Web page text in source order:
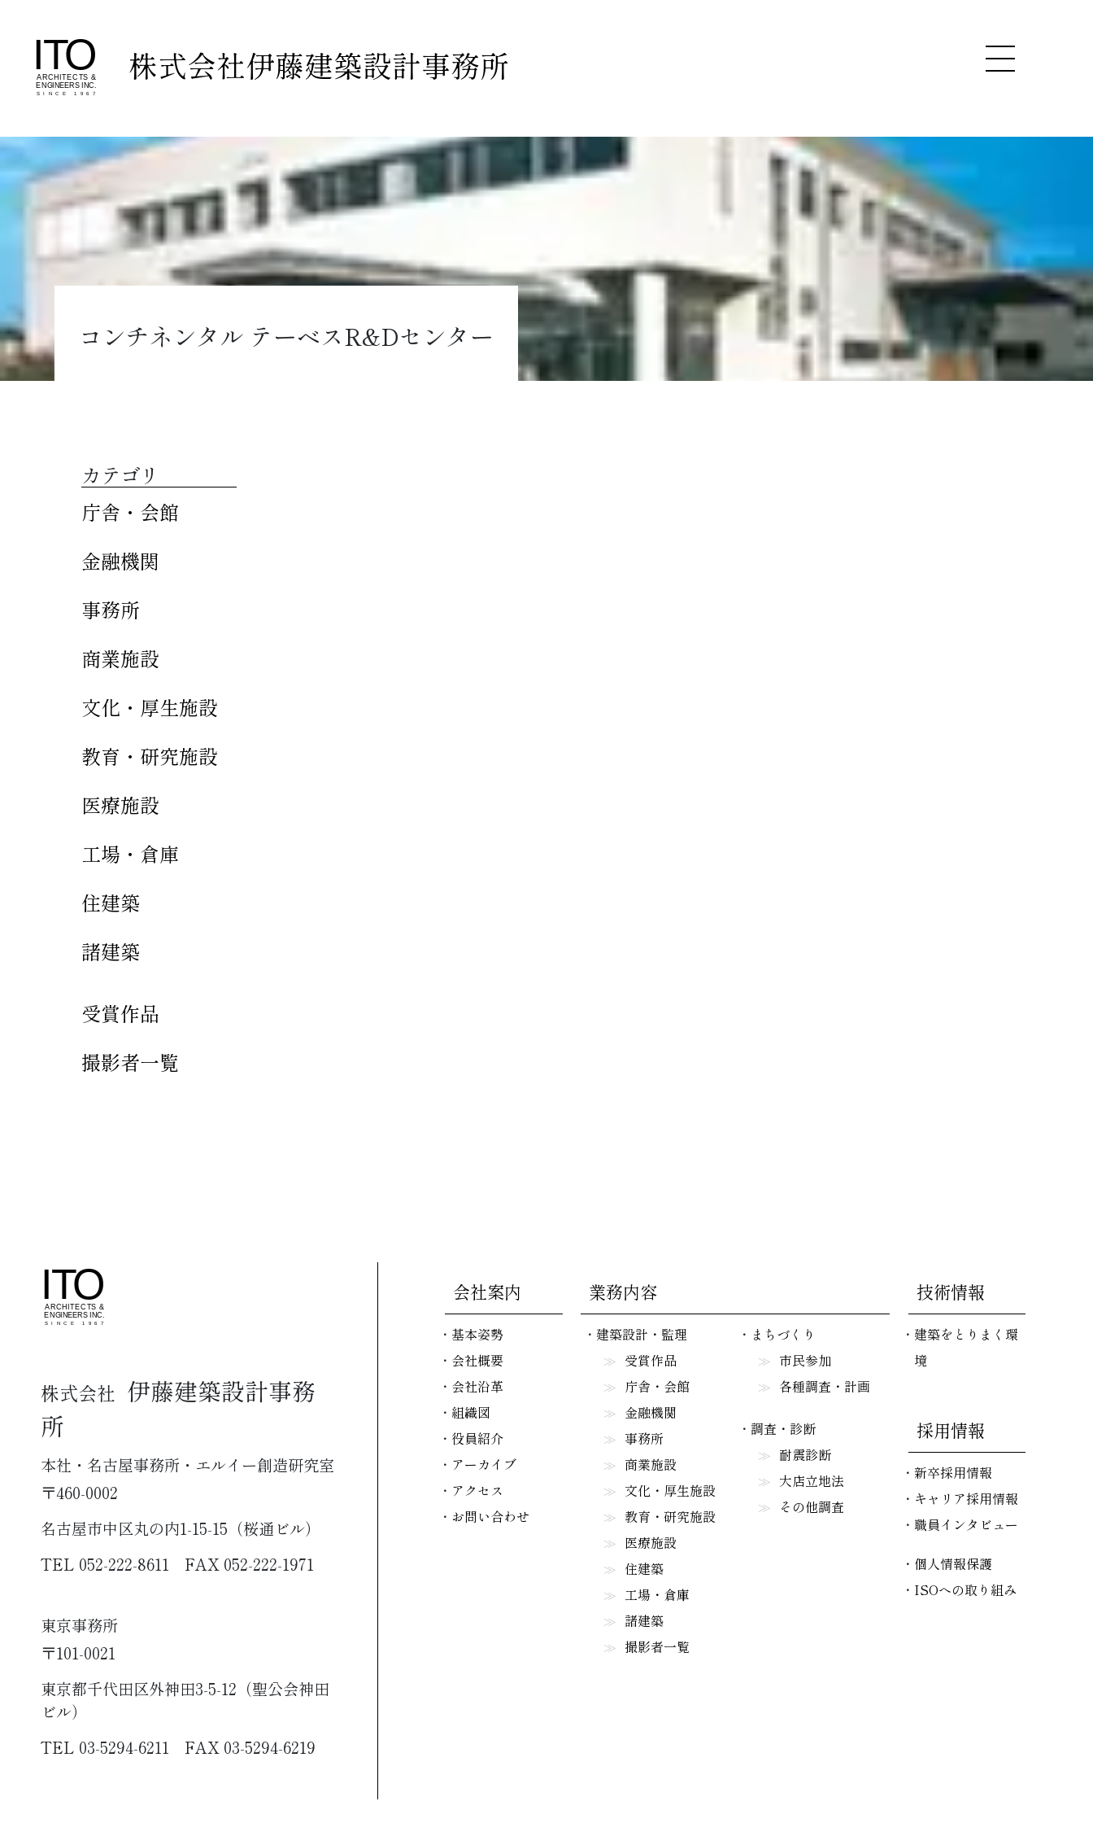
株式会社伊藤建築設計事務所
コンチネンタル テーベスR&Dセンター
カテゴリ
庁舎・会館
金融機関
事務所
商業施設
文化・厚生施設
教育・研究施設
医療施設
工場・倉庫
住建築
諸建築
受賞作品
撮影者一覧
株式会社 伊藤建築設計事務
所
本社・名古屋事務所・エルイー創造研究室
〒460-0002
名古屋市中区丸の内1-15-15（桜通ビル）
TEL 052-222-8611 FAX 052-222-1971
東京事務所
〒101-0021
東京都千代田区外神田3-5-12（聖公会神田
ビル）
TEL 03-5294-6211 FAX 03-5294-6219
会社案内
基本姿勢
会社概要
会社沿革
組織図
役員紹介
アーカイブ
アクセス
お問い合わせ
業務内容
建築設計・監理
受賞作品
庁舎・会館
金融機関
事務所
商業施設
文化・厚生施設
教育・研究施設
医療施設
住建築
工場・倉庫
諸建築
撮影者一覧
まちづくり
市民参加
各種調査・計画
調査・診断
耐震診断
大店立地法
その他調査
技術情報
建築をとりまく環
境
採用情報
新卒採用情報
キャリア採用情報
職員インタビュー
個人情報保護
ISOへの取り組み